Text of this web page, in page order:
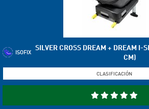
SILVER CROSS DREAM + DREAM I-
CM)
ISOFIX
CLASIFICACIÓN